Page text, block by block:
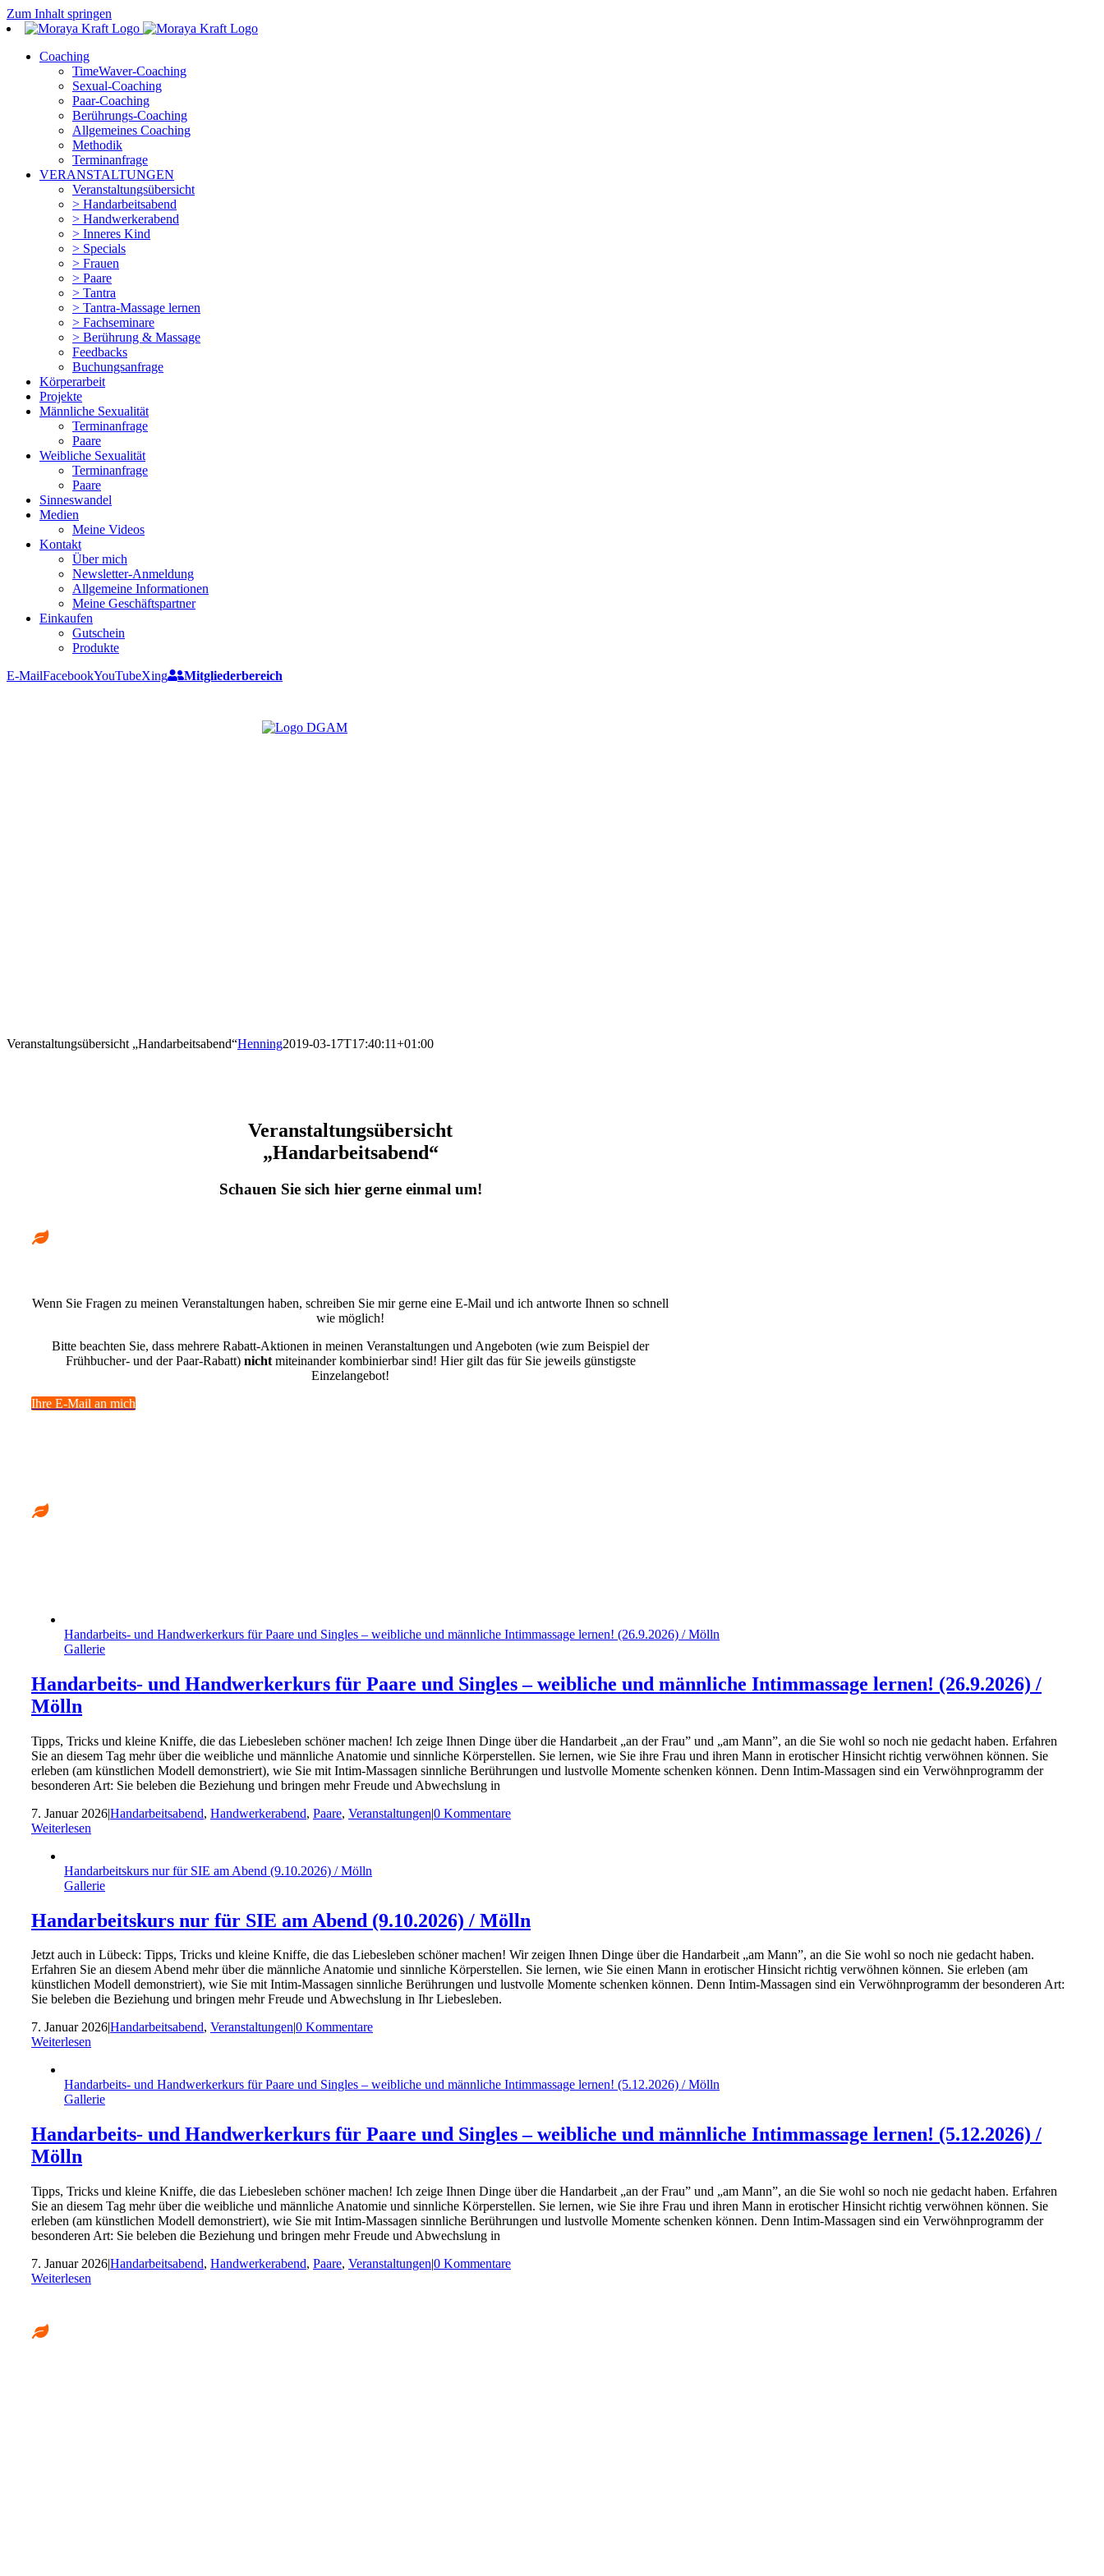
Zum Inhalt springen
Coaching
TimeWaver-Coaching
Sexual-Coaching
Paar-Coaching
Berührungs-Coaching
Allgemeines Coaching
Methodik
Terminanfrage
VERANSTALTUNGEN
Veranstaltungsübersicht
> Handarbeitsabend
> Handwerkerabend
> Inneres Kind
> Specials
> Frauen
> Paare
> Tantra
> Tantra-Massage lernen
> Fachseminare
> Berührung & Massage
Feedbacks
Buchungsanfrage
Körperarbeit
Projekte
Männliche Sexualität
Terminanfrage
Paare
Weibliche Sexualität
Terminanfrage
Paare
Sinneswandel
Medien
Meine Videos
Kontakt
Über mich
Newsletter-Anmeldung
Allgemeine Informationen
Meine Geschäftspartner
Einkaufen
Gutschein
Produkte
E-MailFacebookYouTubeXing Mitgliederbereich
Veranstaltungsübersicht „Handarbeitsabend“Henning2019-03-17T17:40:11+01:00
Veranstaltungsübersicht
„Handarbeitsabend“
Schauen Sie sich hier gerne einmal um!
Wenn Sie Fragen zu meinen Veranstaltungen haben, schreiben Sie mir gerne eine E-Mail und ich antworte Ihnen so schnell
wie möglich!
Bitte beachten Sie, dass mehrere Rabatt-Aktionen in meinen Veranstaltungen und Angeboten (wie zum Beispiel der
Frühbucher- und der Paar-Rabatt) nichtmiteinander kombinierbar sind! Hier gilt das für Sie jeweils günstigste
Einzelangebot!
Ihre E-Mail an mich
Handarbeits- und Handwerkerkurs für Paare und Singles – weibliche und männliche Intimmassage lernen! (26.9.2026) / Mölln
Gallerie
Handarbeits- und Handwerkerkurs für Paare und Singles – weibliche und männliche Intimmassage lernen! (26.9.2026) /
Mölln
Tipps, Tricks und kleine Kniffe, die das Liebesleben schöner machen! Ich zeige Ihnen Dinge über die Handarbeit „an der Frau” und „am Mann”, an die Sie wohl so noch nie gedacht haben. Erfahren
Sie an diesem Tag mehr über die weibliche und männliche Anatomie und sinnliche Körperstellen. Sie lernen, wie Sie ihre Frau und ihren Mann in erotischer Hinsicht richtig verwöhnen können. Sie
erleben (am künstlichen Modell demonstriert), wie Sie mit Intim-Massagen sinnliche Berührungen und lustvolle Momente schenken können. Denn Intim-Massagen sind ein Verwöhnprogramm der
besonderen Art: Sie beleben die Beziehung und bringen mehr Freude und Abwechslung in
7. Januar 2026|Handarbeitsabend, Handwerkerabend, Paare, Veranstaltungen|0 Kommentare
Weiterlesen
Handarbeitskurs nur für SIE am Abend (9.10.2026) / Mölln
Gallerie
Handarbeitskurs nur für SIE am Abend (9.10.2026) / Mölln
Jetzt auch in Lübeck: Tipps, Tricks und kleine Kniffe, die das Liebesleben schöner machen! Wir zeigen Ihnen Dinge über die Handarbeit „am Mann”, an die Sie wohl so noch nie gedacht haben.
Erfahren Sie an diesem Abend mehr über die männliche Anatomie und sinnliche Körperstellen. Sie lernen, wie Sie einen Mann in erotischer Hinsicht richtig verwöhnen können. Sie erleben (am
künstlichen Modell demonstriert), wie Sie mit Intim-Massagen sinnliche Berührungen und lustvolle Momente schenken können. Denn Intim-Massagen sind ein Verwöhnprogramm der besonderen Art:
Sie beleben die Beziehung und bringen mehr Freude und Abwechslung in Ihr Liebesleben.
7. Januar 2026|Handarbeitsabend, Veranstaltungen|0 Kommentare
Weiterlesen
Handarbeits- und Handwerkerkurs für Paare und Singles – weibliche und männliche Intimmassage lernen! (5.12.2026) / Mölln
Gallerie
Handarbeits- und Handwerkerkurs für Paare und Singles – weibliche und männliche Intimmassage lernen! (5.12.2026) /
Mölln
Tipps, Tricks und kleine Kniffe, die das Liebesleben schöner machen! Ich zeige Ihnen Dinge über die Handarbeit „an der Frau” und „am Mann”, an die Sie wohl so noch nie gedacht haben. Erfahren
Sie an diesem Tag mehr über die weibliche und männliche Anatomie und sinnliche Körperstellen. Sie lernen, wie Sie ihre Frau und ihren Mann in erotischer Hinsicht richtig verwöhnen können. Sie
erleben (am künstlichen Modell demonstriert), wie Sie mit Intim-Massagen sinnliche Berührungen und lustvolle Momente schenken können. Denn Intim-Massagen sind ein Verwöhnprogramm der
besonderen Art: Sie beleben die Beziehung und bringen mehr Freude und Abwechslung in
7. Januar 2026|Handarbeitsabend, Handwerkerabend, Paare, Veranstaltungen|0 Kommentare
Weiterlesen